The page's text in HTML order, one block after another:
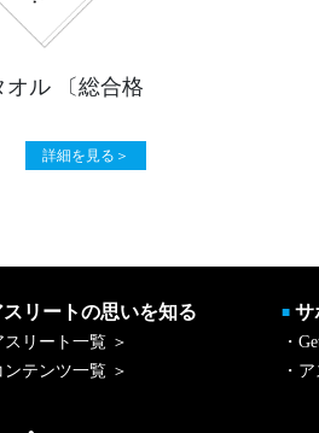
ル 〔総合格
詳細を見る＞
スリートの思いを知る
スリート一覧 ＞
ンテンツ一覧 ＞
■ サ
・
・